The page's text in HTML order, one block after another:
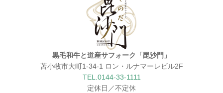
黒毛和牛と道産サフォーク「毘沙門」
苫小牧市大町1-34-1 ロン・ルナマーレビル2F
TEL.0144-33-1111
定休日／不定休